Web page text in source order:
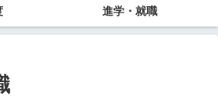
進学・就職